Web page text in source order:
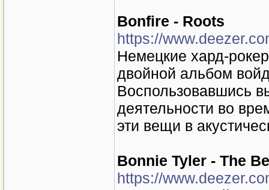
Bonfire - Roots
https://
Немецкие хард-
двойной альбом
Воспользовавшись
деятельности во
эти вещи в
Bonnie Tyler - The
https://